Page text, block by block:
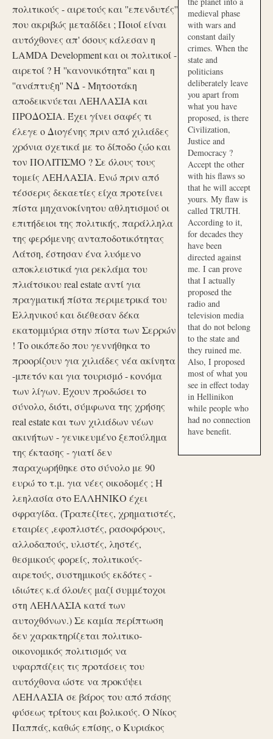
πολιτικούς - αιρετούς και ''επενδυτές''
που ακριβώς μεταδίδει ; Ποιοί είναι
αυτόχθονες απ' όσους κάλεσαν η
LAMDA Development και οι πολιτικοί -
αιρετοί ? Η ''κανονικότητα'' και η
''ανάπτυξη'' ΝΔ - Μητσοτάκη
αποδεικνύεται ΛΕΗΛΑΣΙΑ και
ΠΡΟΔΟΣΙΑ. Έχει γίνει σαφές τι
έλεγε ο Διογένης πριν από χιλιάδες
χρόνια σχετικά με το δίποδο ζώο και
τον ΠΟΛΙΤΙΣΜΟ ? Σε όλους τους
τομείς ΛΕΗΛΑΣΙΑ. Ενώ πριν από
τέσσερις δεκαετίες είχα προτείνει
πίστα μηχανοκίνητου αθλητισμού οι
επιτήδειοι της πολιτικής, παράλληλα
της φερόμενης ανταποδοτικότητας
Λάτση, έστησαν ένα λυόμενο
αποκλειστικά για ρεκλάμα του
πλιάτσικου real estate αντί για
πραγματική πίστα περιμετρικά του
Ελληνικού και διέθεσαν δέκα
εκατομμύρια στην πίστα των Σερρών
! Το οικόπεδο που γεννήθηκα το
προορίζουν για χιλιάδες νέα ακίνητα
-μπετόν και για τουρισμό - κονόμα
των λίγων. Έχουν προδώσει το
σύνολο, διότι, σύμφωνα της χρήσης
real estate και των χιλιάδων νέων
ακινήτων - γενικευμένο ξεπούλημα
της έκτασης - γιατί δεν
παραχωρήθηκε στο σύνολο με 90
ευρώ το τ.μ. για νέες οικοδομές ; Η
λεηλασία στο ΕΛΛΗΝΙΚΟ έχει
σφραγίδα. (Τραπεζίτες, χρηματιστές,
εταιρίες ,εφοπλιστές, ρασοφόρους,
αλλοδαπούς, υλιστές, ληστές,
θεσμικούς φορείς, πολιτικούς-
αιρετούς, συστημικούς εκδότες -
ιδιώτες κ.ά όλοι/ες μαζί συμμέτοχοι
στη ΛΕΗΛΑΣΙΑ κατά των
αυτοχθόνων.) Σε καμία περίπτωση
δεν χαρακτηρίζεται πολιτικο-
οικονομικός πολιτισμός να
υφαρπάζεις τις προτάσεις του
αυτόχθονα ώστε να προκύψει
ΛΕΗΛΑΣΙΑ σε βάρος του από πάσης
φύσεως τρίτους και βολικούς. Ο Νίκος
Παππάς, καθώς επίσης, ο Κυριάκος
medieval phase
with wars and
constant daily
crimes. When the
state and
politicians
deliberately leave
you apart from
what you have
proposed, is there
Civilization,
Justice and
Democracy ?
Accept the other
with his flaws so
that he will accept
yours. My flaw is
called TRUTH.
According to it,
for decades they
have been
directed against
me. I can prove
that I actually
proposed the
radio and
television media
that do not belong
to the state and
they ruined me.
Also, I proposed
most of what you
see in effect today
in Hellinikon
while people who
had no connection
have benefit.